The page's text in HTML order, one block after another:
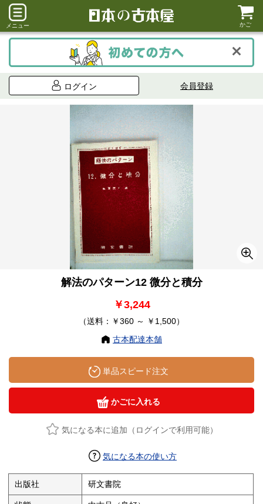
メニュー かご
ログイン 会員登録
解法のパターン12 微分と積分
￥3,244
（送料：￥360 ～ ￥1,500）
古本配達本舗
単品スピード注文
かごに入れる
気になる本に追加（ログインで利用可能）
気になる本の使い方
出版社 研文書院